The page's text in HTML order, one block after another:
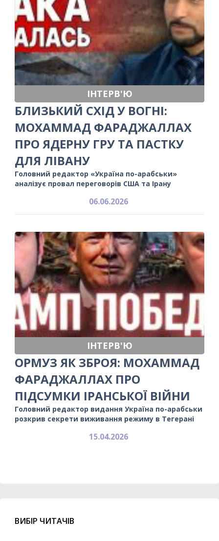
ІНТЕРВ'Ю
БЛИЗЬКИЙ СХІД У ВОГНІ:
МОХАММАД ФАРАДЖАЛЛАХ
ПРО ЯДЕРНУ ГРУ ТА ПАСТКУ
ДЛЯ ЛІВАНУ
Головний редактор «Україна по-арабськи»
аналізує провал переговорів США та Ірану
06.06.2026
ІНТЕРВ'Ю
ОРМУЗ ЯК ЗБРОЯ: МОХАММАД
ФАРАДЖАЛЛАХ ПРО
ПІДСУМКИ ІРАНСЬКОЇ ВІЙНИ
Головний редактор видання Україна по-арабськи
розкрив секрети виживання режиму в Тегерані
15.04.2026
ВИБІР ЧИТАЧІВ